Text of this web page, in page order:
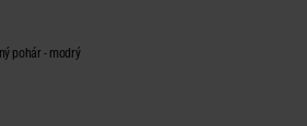
pohár - modrý